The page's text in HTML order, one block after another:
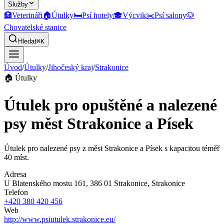
Služby
🏥Veterináři🏠Útulky🛏️Psí hotely🎓Výcvik✂️Psí salony🐶
Chovatelské stanice
Hledat⌘K
Úvod/Útulky/Jihočeský kraj/Strakonice
🏠 Útulky
Útulek pro opuštěné a nalezené
psy měst Strakonice a Písek
Útulek pro nalezené psy z měst Strakonice a Písek s kapacitou téměř
40 míst.
Adresa
U Blatenského mostu 161, 386 01 Strakonice, Strakonice
Telefon
+420 380 420 456
Web
http://www.psiutulek.strakonice.eu/